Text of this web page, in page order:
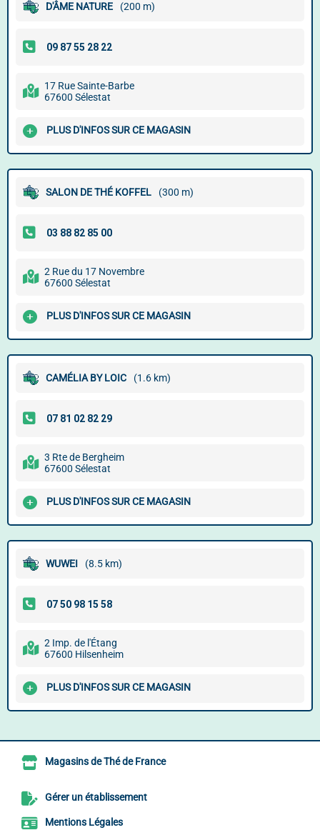
D'ÂME NATURE (200 m)
17 Rue Sainte-Barbe
67600 Sélestat
PLUS D'INFOS SUR CE MAGASIN
SALON DE THÉ KOFFEL (300 m)
2 Rue du 17 Novembre
67600 Sélestat
PLUS D'INFOS SUR CE MAGASIN
CAMÉLIA BY LOIC (1.6 km)
3 Rte de Bergheim
67600 Sélestat
PLUS D'INFOS SUR CE MAGASIN
WUWEI (8.5 km)
2 Imp. de l'Étang
67600 Hilsenheim
PLUS D'INFOS SUR CE MAGASIN
Magasins de Thé de France
Gérer un établissement
Mentions Légales